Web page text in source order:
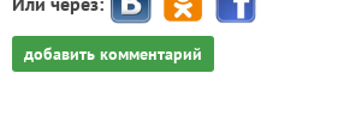
добавить комментарий